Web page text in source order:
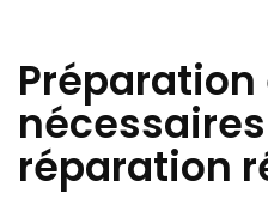
réparation